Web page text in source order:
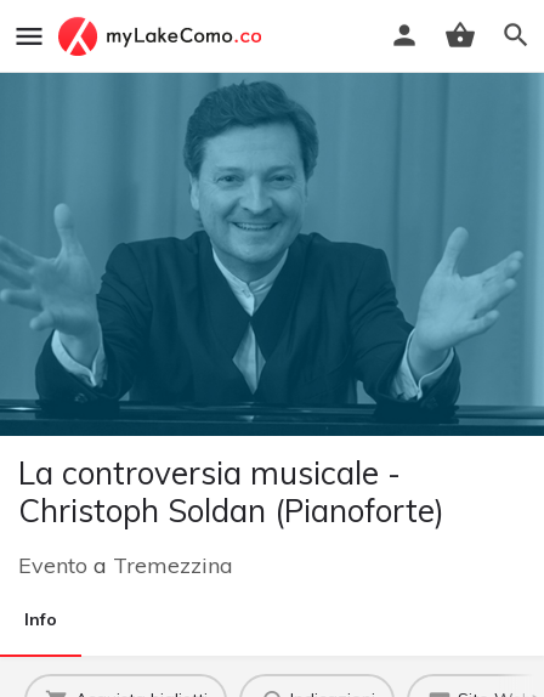
La controversia musicale -
Christoph Soldan (Pianoforte)
Evento a Tremezzina
Info